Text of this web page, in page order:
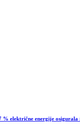
električne energije osigurala